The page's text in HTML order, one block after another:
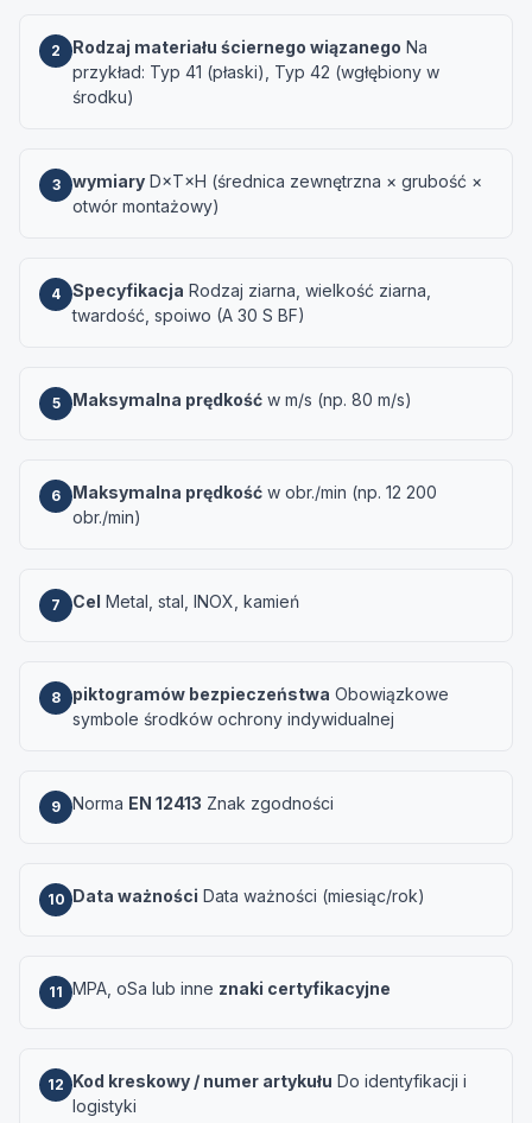
2 Rodzaj materiału ściernego wiązanego Na
przykład: Typ 41 (płaski), Typ 42 (wgłębiony w
środku)
3 wymiary D×T×H (średnica zewnętrzna × grubość ×
otwór montażowy)
4 Specyfikacja Rodzaj ziarna, wielkość ziarna,
twardość, spoiwo (A 30 S BF)
5 Maksymalna prędkość w m/s (np. 80 m/s)
6 Maksymalna prędkość w obr./min (np. 12 200
obr./min)
7 Cel Metal, stal, INOX, kamień
8 piktogramów bezpieczeństwa Obowiązkowe
symbole środków ochrony indywidualnej
9 Norma EN 12413 Znak zgodności
10 Data ważności Data ważności (miesiąc/rok)
11 MPA, oSa lub inne znaki certyfikacyjne
12 Kod kreskowy / numer artykułu Do identyfikacji i
logistyki